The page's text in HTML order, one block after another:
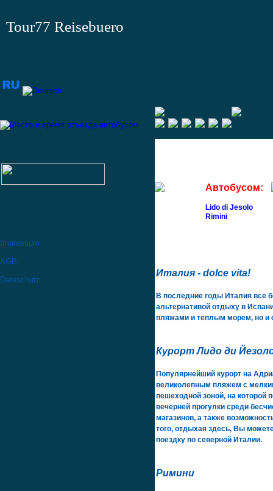
Tour77 Reisebuero
Impressum
AGB
Dateschutz
Автобусом:
Lido di Jesolo
Rimini
Италия - dolce vita!
В последние годы Италия все
альтернативой отдыху в
пляжами и теплым морем, но и
Курорт Лидо ди
Популярнейший курорт на
великолепным пляжем с
пешеходной зоной, на
вечерней прогулки среди
магазинов, а также
того, отдыхая здесь, Вы
поездку по северной Италии.
Римини